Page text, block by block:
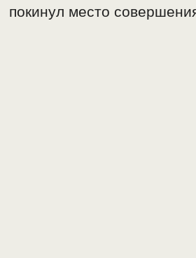
покинул место